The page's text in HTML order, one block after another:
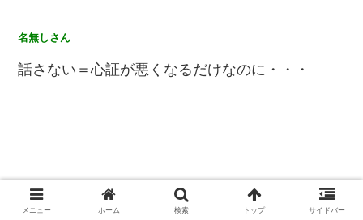
名無しさん
話さない＝心証が悪くなるだけなのに・・・
メニュー ホーム 検索 トップ サイドバー